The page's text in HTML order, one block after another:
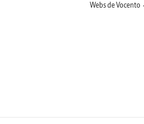
Webs de Vocento